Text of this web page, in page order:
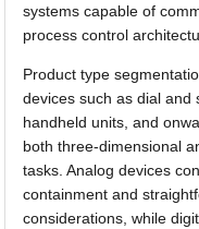
systems capable of
process control
Product type
devices such as dial and
handheld units, and
both three-dimensional
tasks. Analog devices
containment and
considerations, while